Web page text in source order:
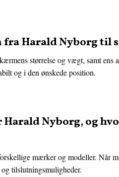
Harald Nyborg til
størrelse og vægt, samt ens
og i den ønskede position.
Nyborg, og
mærker og modeller. Når
tilslutningsmuligheder.